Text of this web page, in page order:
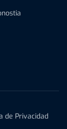
de Privacidad